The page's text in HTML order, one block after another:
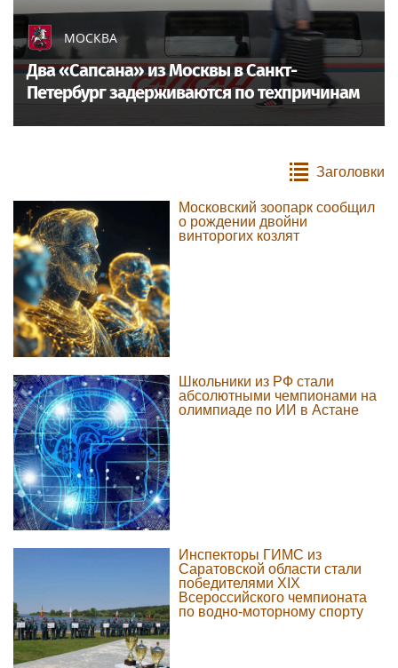
МОСКВА
Два «Сапсана» из Москвы в Санкт-
Петербург задерживаются по техпричинам
Заголовки
Московский зоопарк сообщил
о рождении двойни
винторогих козлят
Школьники из РФ стали
абсолютными чемпионами на
олимпиаде по ИИ в Астане
Инспекторы ГИМС из
Саратовской области стали
победителями XIX
Всероссийского чемпионата
по водно-моторному спорту